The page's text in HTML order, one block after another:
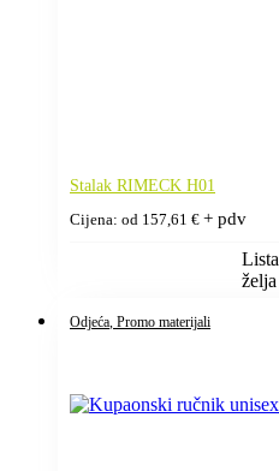
Stalak RIMECK H01
Cijena: od 157,61 € + pdv
Lista
želja
Odjeća, Promo materijali